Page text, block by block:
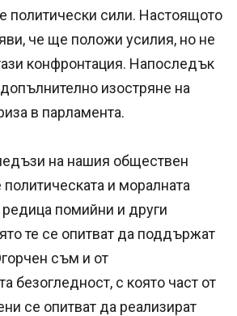
политически сили. Настоящото
че ще положи усилия, но не
конфронтация. Напоследък
изостряне на
в парламента.
на нашия обществен
и моралната
помийни и други
те се опитват да поддържат
съм и от
безогледност, с която част от
се опитват да реализират